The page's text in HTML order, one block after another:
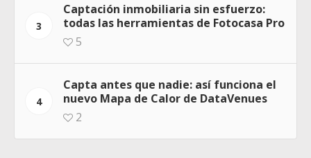
3
Captación inmobiliaria sin esfuerzo:
todas las herramientas de Fotocasa Pro
5
4
Capta antes que nadie: así funciona el
nuevo Mapa de Calor de DataVenues
2